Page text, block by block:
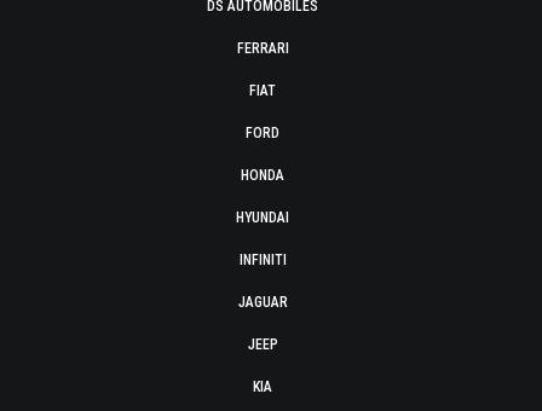
DS AUTOMOBILES
FERRARI
FIAT
FORD
HONDA
HYUNDAI
INFINITI
JAGUAR
JEEP
KIA